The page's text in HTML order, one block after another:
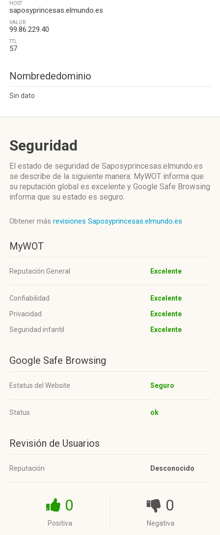
HOST
saposyprincesas.elmundo.es
VALOR
99.86.229.40
TTL
57
Nombrededominio
Sin dato
Seguridad
El estado de seguridad de Saposyprincesas.elmundo.es
se describe de la siguiente manera: MyWOT informa que
su reputación global es excelente y Google Safe Browsing
informa que su estado es seguro.
Obtener más revisiones Saposyprincesas.elmundo.es
MyWOT
Reputación General Excelente
Confiabilidad
Excelente
Privacidad
Excelente
Seguridad infantil
Excelente
Google Safe Browsing
Estatus del Website Seguro
Status ok
Revisión de Usuarios
Reputación Desconocido
0
Positiva
0
Negativa